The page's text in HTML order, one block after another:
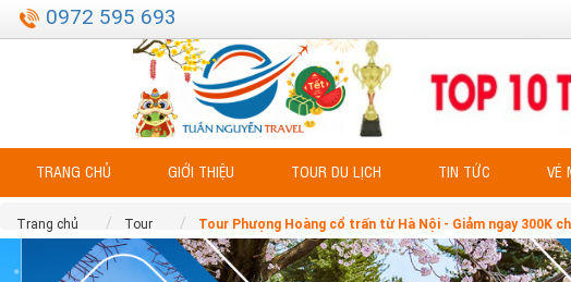
0972 595 693
TRANG CHỦ GIỚI THIỆU TOUR DU LỊCH TIN TỨC VÉ
Trang chủ Tour Tour Phượng Hoàng cổ trấn từ Hà Nội - Giảm ngay 300K